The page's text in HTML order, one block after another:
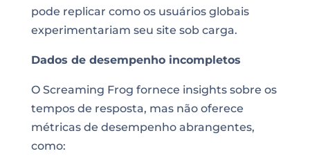
pode replicar como os usuários globais
experimentariam seu site sob carga.
Dados de desempenho incompletos
O Screaming Frog fornece insights sobre os
tempos de resposta, mas não oferece
métricas de desempenho abrangentes,
como: